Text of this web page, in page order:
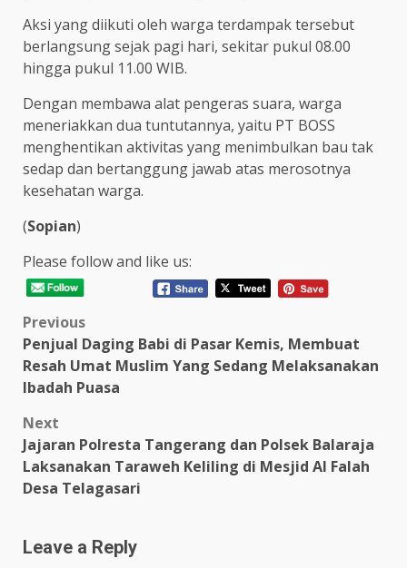
Aksi yang diikuti oleh warga terdampak tersebut
berlangsung sejak pagi hari, sekitar pukul 08.00
hingga pukul 11.00 WIB.
Dengan membawa alat pengeras suara, warga
meneriakkan dua tuntutannya, yaitu PT BOSS
menghentikan aktivitas yang menimbulkan bau tak
sedap dan bertanggung jawab atas merosotnya
kesehatan warga.
(Sopian)
Please follow and like us:
Post
navigation
Previous
Penjual Daging Babi di Pasar Kemis, Membuat
Resah Umat Muslim Yang Sedang Melaksanakan
Ibadah Puasa
Next
Jajaran Polresta Tangerang dan Polsek Balaraja
Laksanakan Taraweh Keliling di Mesjid Al Falah
Desa Telagasari
Leave a Reply